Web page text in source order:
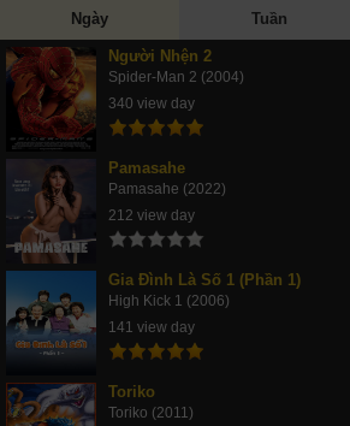
Ngày Tuần
Người Nhện 2
Spider-Man 2 (2004)
340 view day
Pamasahe
Pamasahe (2022)
212 view day
Gia Đình Là Số 1 (Phần 1)
High Kick 1 (2006)
141 view day
Toriko
Toriko (2011)